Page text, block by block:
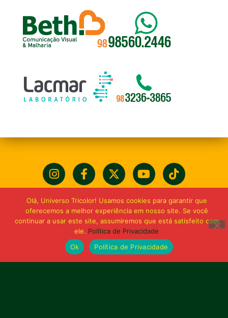
Olá, Universo Tricolor! Usamos cookies para garantir que
oferecemos a melhor experiência em nosso site. Se você
continuar a usar este site, assumiremos que está satisfeito com
ele. Política de Privacidade
Ok
Política de Privacidade